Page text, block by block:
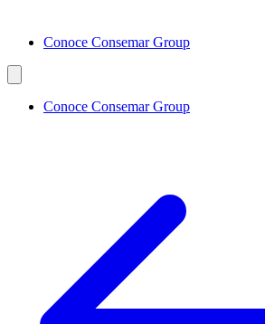
Conoce Consemar Group
Conoce Consemar Group